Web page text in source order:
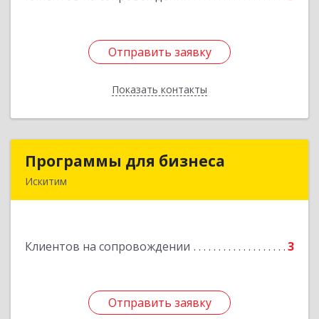
Отправить заявку
Показать контакты
Отправить заявку
Назад
Программы для бизнеса
Искитим
Клиентов на сопровождении 3
Отправить заявку
Программы для бизнеса
Отправить заявку